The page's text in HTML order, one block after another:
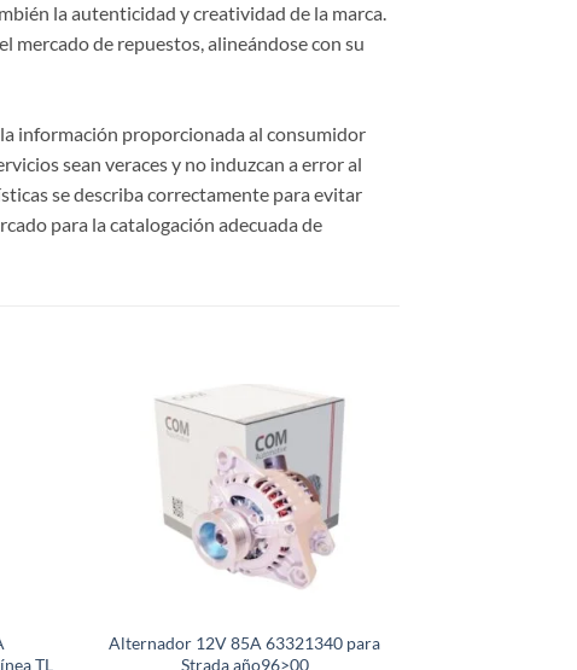
la autenticidad y creatividad de la marca.
mercado de repuestos, alineándose con su
información proporcionada al consumidor
sean veraces y no induzcan a error al
se describa correctamente para evitar
para la catalogación adecuada de
TL
Alternador 12V 85A 63321340 para
Strada año96>00